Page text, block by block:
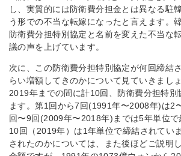
し、実質的には防衛費分担金とは異なる駐
う形での不当な転嫁になったと言えます。
防衛費分担特別協定と名前を変えた不当な
議の声を上げています。
次に、この防衛費分担特別協定が何回締結
らい増額してきのかについて見ていきまし
2019年までの間に計10回、防衛費分担特
ます。第1回から7回(1991年〜2008年)は2
回〜9回(2009年〜2018年)までは5年単位
10回（2019年）は1年単位で締結されてい
されたのかについては、また後ほどご説明